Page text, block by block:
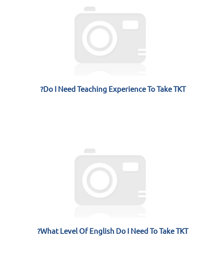
Do I Need Teaching Experience To Take TKT?
What Level Of English Do I Need To Take TKT?